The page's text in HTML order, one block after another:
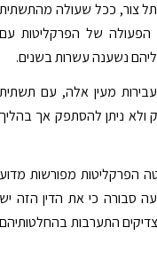
צור, ככל שעולה מהתשתית
הפעולה של הפרקליטות עם
נשענה עשרות בשנים.
מעין אלה, עם תשתית
ולא ניתן להסתפק אך בהליך
הפרקליטות מפורשות מדוע
סבורה כי את הדין הזה יש
התערבות בהחלטותיהם